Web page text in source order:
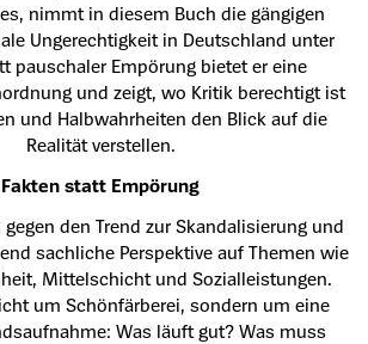
nimmt in diesem Buch die gängigen
Ungerechtigkeit in Deutschland unter
pauschaler Empörung bietet er eine
und zeigt, wo Kritik berechtigt ist
und Halbwahrheiten den Blick auf die
Realität verstellen.
Fakten statt Empörung
den Trend zur Skandalisierung und
sachliche Perspektive auf Themen wie
Mittelschicht und Sozialleistungen.
um Schönfärberei, sondern um eine
Was läuft gut? Was muss